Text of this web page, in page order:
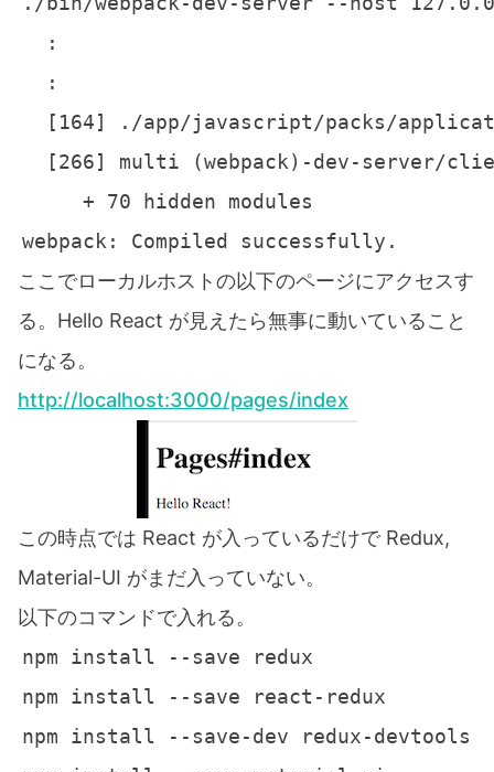
ここでローカルホストの以下のページにアクセスす
る。Hello React が見えたら無事に動いていること
になる。
http://localhost:3000/pages/index
この時点では React が入っているだけで Redux,
Material-UI がまだ入っていない。
以下のコマンドで入れる。